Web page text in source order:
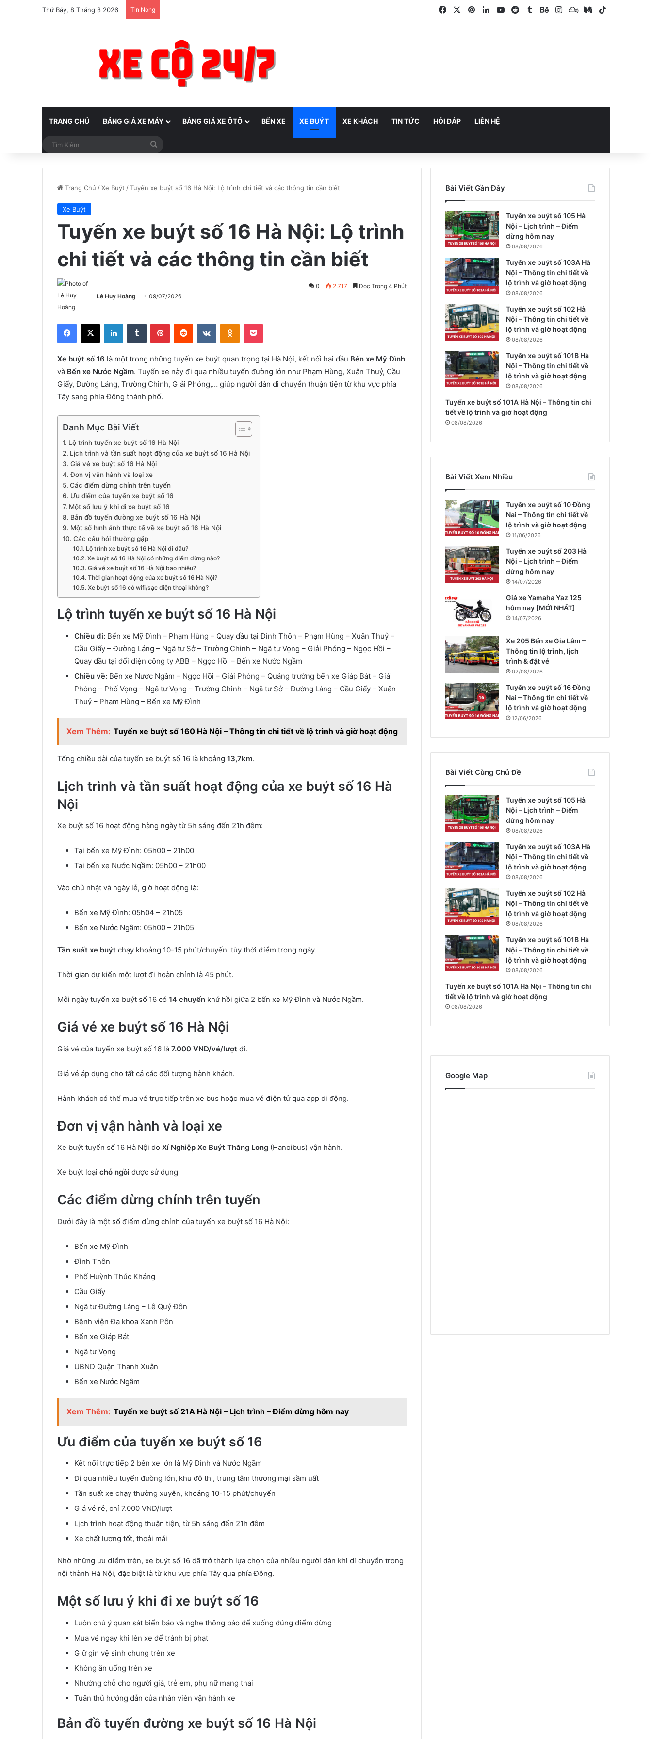
Thứ Bảy, 8 Tháng 8 2026 Tin Nóng FacebookPinterestLinkedIn
YouTube
RedditTumblrBehance
InstagramMixcloud
Medium
TRANG CHỦ BẢNG GIÁ XE MÁY BẢNG GIÁ XE ÔTÔ BẾN XE XE BUÝT XE KHÁCH TIN TỨC HỎI ĐÁP LIÊN HỆ
Trang Chủ /Xe Buýt /Tuyến xe buýt số 16 Hà Nội: Lộ trình chi tiết và các thông tin cần biết
Xe Buýt
Tuyến xe buýt số 16 Hà Nội: Lộ trình
chi tiết và các thông tin cần biết
Lê Huy Hoàng 09/07/2026
0 2.717 Đọc Trong 4 Phút
Facebook
X LinkedInTumblr PinterestReddit VKontakteOdnoklassniki
Pocket
Xe buýt số 16 là một trong những tuyến xe buýt quan trọng tại Hà Nội, kết nối hai đầu Bến xe Mỹ Đình
và Bến xe Nước Ngầm. Tuyến xe này đi qua nhiều tuyến đường lớn như Phạm Hùng, Xuân Thuỷ, Cầu
Giấy, Đường Láng, Trường Chinh, Giải Phóng,… giúp người dân di chuyển thuận tiện từ khu vực phía
Tây sang phía Đông thành phố.
Danh Mục Bài Viết
Lộ trình tuyến xe buýt số 16 Hà Nội
Lịch trình và tần suất hoạt động của xe buýt số 16 Hà Nội
Giá vé xe buýt số 16 Hà Nội
Đơn vị vận hành và loại xe
Các điểm dừng chính trên tuyến
Ưu điểm của tuyến xe buýt số 16
Một số lưu ý khi đi xe buýt số 16
Bản đồ tuyến đường xe buýt số 16 Hà Nội
Một số hình ảnh thực tế về xe buýt số 16 Hà Nội
Các câu hỏi thường gặp
Lộ trình xe buýt số 16 Hà Nội đi đâu?
Xe buýt số 16 Hà Nội có những điểm dừng nào?
Giá vé xe buýt số 16 Hà Nội bao nhiêu?
Thời gian hoạt động của xe buýt số 16 Hà Nội?
Xe buýt số 16 có wifi/sạc điện thoại không?
Lộ trình tuyến xe buýt số 16 Hà Nội
Chiều đi: Bến xe Mỹ Đình – Phạm Hùng – Quay đầu tại Đình Thôn – Phạm Hùng – Xuân Thuỷ –
Cầu Giấy – Đường Láng – Ngã tư Sở – Trường Chinh – Ngã tư Vọng – Giải Phóng – Ngọc Hồi –
Quay đầu tại đối diện công ty ABB – Ngọc Hồi – Bến xe Nước Ngầm
Chiều về: Bến xe Nước Ngầm – Ngọc Hồi – Giải Phóng – Quảng trường bến xe Giáp Bát – Giải
Phóng – Phố Vọng – Ngã tư Vọng – Trường Chinh – Ngã tư Sở – Đường Láng – Cầu Giấy – Xuân
Thuỷ – Phạm Hùng – Bến xe Mỹ Đình
Xem Thêm: Tuyến xe buýt số 160 Hà Nội – Thông tin chi tiết về lộ trình và giờ hoạt động
Tổng chiều dài của tuyến xe buýt số 16 là khoảng 13,7km.
Lịch trình và tần suất hoạt động của xe buýt số 16 Hà
Nội
Xe buýt số 16 hoạt động hàng ngày từ 5h sáng đến 21h đêm:
Tại bến xe Mỹ Đình: 05h00 – 21h00
Tại bến xe Nước Ngầm: 05h00 – 21h00
Vào chủ nhật và ngày lễ, giờ hoạt động là:
Bến xe Mỹ Đình: 05h04 – 21h05
Bến xe Nước Ngầm: 05h00 – 21h05
Tần suất xe buýt chạy khoảng 10-15 phút/chuyến, tùy thời điểm trong ngày.
Thời gian dự kiến một lượt đi hoàn chỉnh là 45 phút.
Mỗi ngày tuyến xe buýt số 16 có 14 chuyến khứ hồi giữa 2 bến xe Mỹ Đình và Nước Ngầm.
Giá vé xe buýt số 16 Hà Nội
Giá vé của tuyến xe buýt số 16 là 7.000 VND/vé/lượt đi.
Giá vé áp dụng cho tất cả các đối tượng hành khách.
Hành khách có thể mua vé trực tiếp trên xe bus hoặc mua vé điện tử qua app di động.
Đơn vị vận hành và loại xe
Xe buýt tuyến số 16 Hà Nội do Xí Nghiệp Xe Buýt Thăng Long (Hanoibus) vận hành.
Xe buýt loại chỗ ngồi được sử dụng.
Các điểm dừng chính trên tuyến
Dưới đây là một số điểm dừng chính của tuyến xe buýt số 16 Hà Nội:
Bến xe Mỹ Đình
Đình Thôn
Phố Huỳnh Thúc Kháng
Cầu Giấy
Ngã tư Đường Láng – Lê Quý Đôn
Bệnh viện Đa khoa Xanh Pôn
Bến xe Giáp Bát
Ngã tư Vọng
UBND Quận Thanh Xuân
Bến xe Nước Ngầm
Xem Thêm: Tuyến xe buýt số 21A Hà Nội – Lịch trình – Điểm dừng hôm nay
Ưu điểm của tuyến xe buýt số 16
Kết nối trực tiếp 2 bến xe lớn là Mỹ Đình và Nước Ngầm
Đi qua nhiều tuyến đường lớn, khu đô thị, trung tâm thương mại sầm uất
Tần suất xe chạy thường xuyên, khoảng 10-15 phút/chuyến
Giá vé rẻ, chỉ 7.000 VND/lượt
Lịch trình hoạt động thuận tiện, từ 5h sáng đến 21h đêm
Xe chất lượng tốt, thoải mái
Nhờ những ưu điểm trên, xe buýt số 16 đã trở thành lựa chọn của nhiều người dân khi di chuyển trong
nội thành Hà Nội, đặc biệt là từ khu vực phía Tây qua phía Đông.
Một số lưu ý khi đi xe buýt số 16
Luôn chú ý quan sát biển báo và nghe thông báo để xuống đúng điểm dừng
Mua vé ngay khi lên xe để tránh bị phạt
Giữ gìn vệ sinh chung trên xe
Không ăn uống trên xe
Nhường chỗ cho người già, trẻ em, phụ nữ mang thai
Tuân thủ hướng dẫn của nhân viên vận hành xe
Bản đồ tuyến đường xe buýt số 16 Hà Nội
Bài Viết Gần Đây
Tuyến xe buýt số 105 Hà
Nội – Lịch trình – Điểm
dừng hôm nay
08/08/2026
Tuyến xe buýt số 103A Hà
Nội – Thông tin chi tiết về
lộ trình và giờ hoạt động
08/08/2026
Tuyến xe buýt số 102 Hà
Nội – Thông tin chi tiết về
lộ trình và giờ hoạt động
08/08/2026
Tuyến xe buýt số 101B Hà
Nội – Thông tin chi tiết về
lộ trình và giờ hoạt động
08/08/2026
Tuyến xe buýt số 101A Hà Nội – Thông tin chi
tiết về lộ trình và giờ hoạt động
08/08/2026
Bài Viết Xem Nhiều
Tuyến xe buýt số 10 Đồng
Nai – Thông tin chi tiết về
lộ trình và giờ hoạt động
11/06/2026
Tuyến xe buýt số 203 Hà
Nội – Lịch trình – Điểm
dừng hôm nay
14/07/2026
Giá xe Yamaha Yaz 125
hôm nay [MỚI NHẤT]
14/07/2026
Xe 205 Bến xe Gia Lâm –
Thông tin lộ trình, lịch
trình & đặt vé
02/08/2026
Tuyến xe buýt số 16 Đồng
Nai – Thông tin chi tiết về
lộ trình và giờ hoạt động
12/06/2026
Bài Viết Cùng Chủ Đề
Tuyến xe buýt số 105 Hà
Nội – Lịch trình – Điểm
dừng hôm nay
08/08/2026
Tuyến xe buýt số 103A Hà
Nội – Thông tin chi tiết về
lộ trình và giờ hoạt động
08/08/2026
Tuyến xe buýt số 102 Hà
Nội – Thông tin chi tiết về
lộ trình và giờ hoạt động
08/08/2026
Tuyến xe buýt số 101B Hà
Nội – Thông tin chi tiết về
lộ trình và giờ hoạt động
08/08/2026
Tuyến xe buýt số 101A Hà Nội – Thông tin chi
tiết về lộ trình và giờ hoạt động
08/08/2026
Google Map